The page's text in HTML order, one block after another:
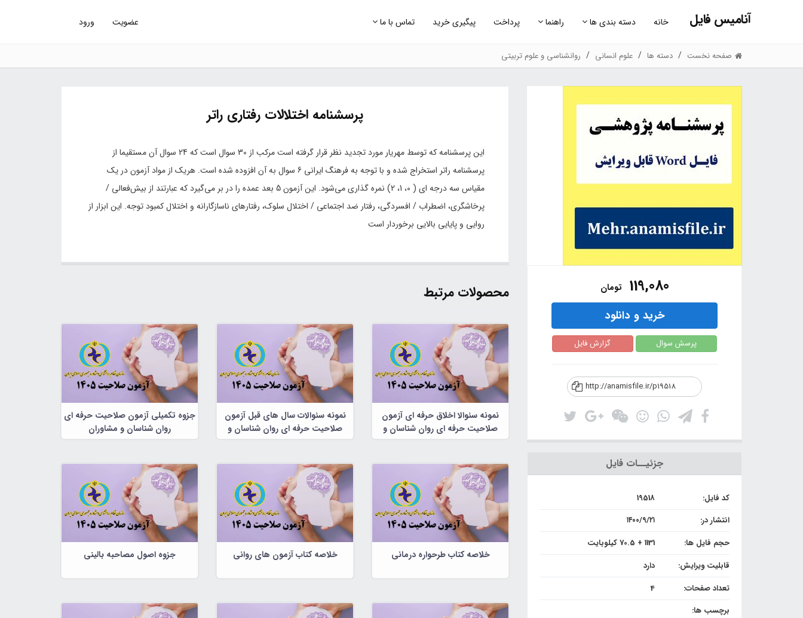
آنامیس فایل خانه دسته بندی ها راهنما پرداخت پیگیری خرید تماس با ما عضویت ورود
صفحه نخست دسته ها علوم انسانی روانشناسی و علوم تربیتی
119,080 تومان
خرید و دانلود
پرسش سوال گزارش فایل
http://anamisfile.ir/p19518
جزئیــات فایل
کد فایل:
19518
انتشار در:
۱۴۰۰/۹/۲۱
حجم فایل ها:
1131 + 70.5 کیلوبایت
قابلیت ویرایش:
دارد
تعداد صفحات:
4
برچسب ها:
پرسشنامه اختلالات رفتاری راتر
این پرسشنامه که توسط مهریار مورد تجدید نظر قرار گرفته است مرکب از 30 سوال است که 24 سوال آن مستقیما از
پرسشنامه راتر استخراج شده و با توجه به فرهنگ ایرانی 6 سوال به آن افزوده شده است. هریک از مواد آزمون در یک
مقیاس سه درجه ای ( 0، 1، 2) نمره گذاری می‌شود. این آزمون 5 بعد عمده را در بر می‌گیرد که عبارتند از بیش‌فعالی /
پرخاشگری، اضطراب / افسردگی، رفتار ضد اجتماعی / اختلال سلوک، رفتارهای ناسازگارانه و اختلال کمبود توجه. این ابزار از
روایی و پایایی بالایی برخوردار است
محصولات مرتبط
نمونه سئوالا اخلاق حرفه ای آزمون
صلاحیت حرفه ای روان شناسان و
مشاوران
نمونه سئوالات سال های قبل آزمون
صلاحیت حرفه ای روان شناسان و
مشاوران
جزوه تکمیلی آزمون صلاحیت حرفه ای
روان شناسان و مشاوران
خلاصه کتاب طرحواره درمانی خلاصه کتاب آزمون های روانی جزوه اصول مصاحبه بالینی